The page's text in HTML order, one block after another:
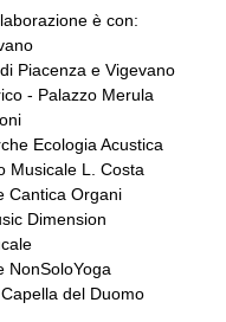
è con:
Piacenza e Vigevano
- Palazzo Merula
Ecologia Acustica
Musicale L. Costa
Cantica Organi
Dimension
NonSoloYoga
del Duomo